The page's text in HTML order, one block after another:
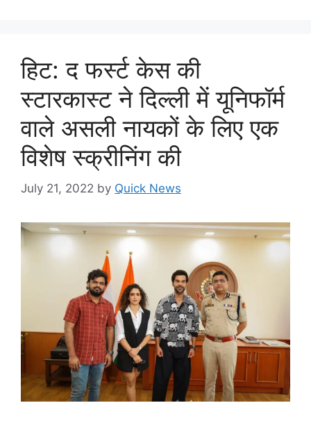
हिट: द फर्स्ट केस की
स्टारकास्ट ने दिल्ली में यूनिफॉर्म
वाले असली नायकों के लिए एक
विशेष स्क्रीनिंग की
July 21, 2022 by Quick News